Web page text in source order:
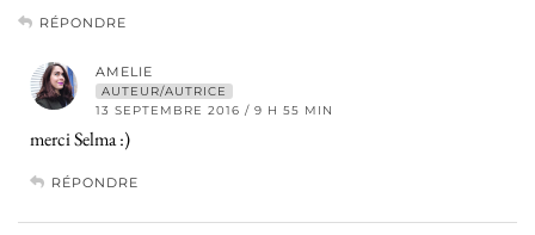
RÉPONDRE
AMELIE
AUTEUR/AUTRICE
13 SEPTEMBRE 2016 / 9 H 55 MIN
merci Selma :)
RÉPONDRE